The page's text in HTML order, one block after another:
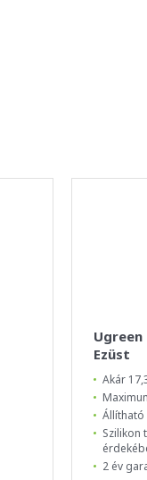
Ezüst
Akár
Szilikon
2 év